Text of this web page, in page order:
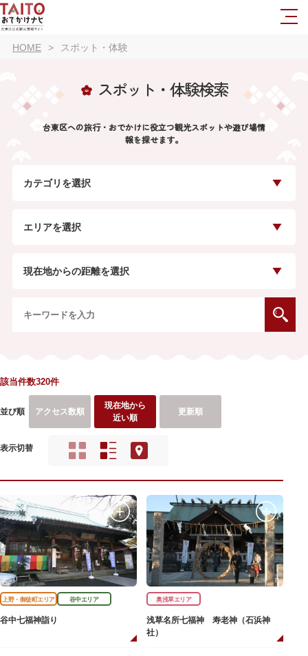
HOME スポット・体験
スポット・体験検索
台東区への旅行・おでかけに役立つ観光スポットや遊び場情
報を探せます。
カテゴリを選択
エリアを選択
現在地からの距離を選択
該当件数320件
並び順 アクセス数順
現在地から
近い順
更新順
表示切替
上野・御徒町エリア 谷中エリア
谷中七福神詣り
奥浅草エリア
浅草名所七福神 寿老神（石浜神
社）